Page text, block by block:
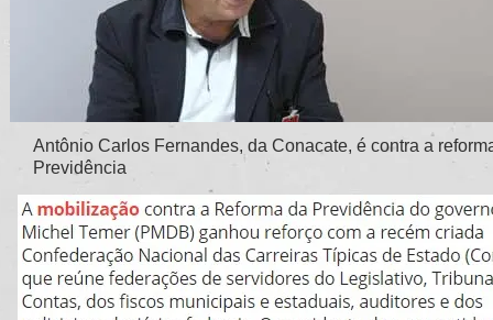
Antônio Carlos Fernandes, da Conacate, é contra a
Previdência